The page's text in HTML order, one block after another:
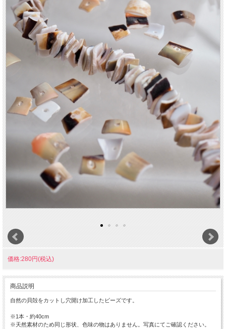
価格:280円(税込)
商品説明
自然の貝殻をカットし穴開け加工したビーズです。
※1本・約40cm
※天然素材のため同じ形状、色味の物はありません。写真にてご確認ください。